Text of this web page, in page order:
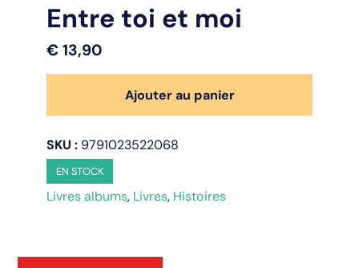
Entre toi et moi
€ 13,90
Entre
toi
et
moi
Ajouter au panier
SKU : 9791023522068
EN STOCK
Livres albums, Livres, Histoires